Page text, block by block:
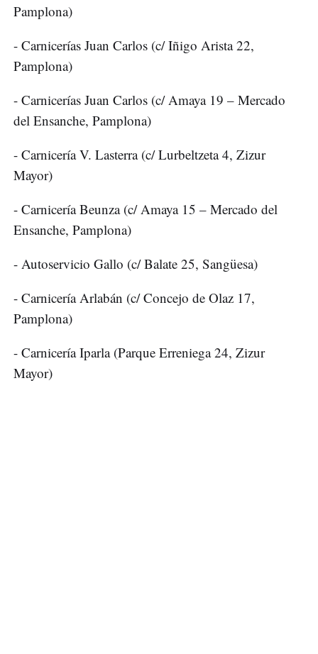
Pamplona)
- Carnicerías Juan Carlos (c/ Iñigo Arista 22,
Pamplona)
- Carnicerías Juan Carlos (c/ Amaya 19 – Mercado
del Ensanche, Pamplona)
- Carnicería V. Lasterra (c/ Lurbeltzeta 4, Zizur
Mayor)
- Carnicería Beunza (c/ Amaya 15 – Mercado del
Ensanche, Pamplona)
- Autoservicio Gallo (c/ Balate 25, Sangüesa)
- Carnicería Arlabán (c/ Concejo de Olaz 17,
Pamplona)
- Carnicería Iparla (Parque Erreniega 24, Zizur
Mayor)